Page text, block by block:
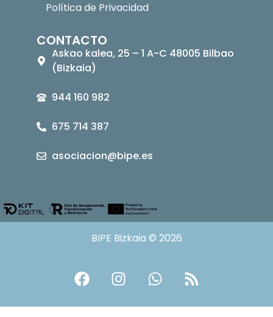
Política de Privacidad
CONTACTO
Askao kalea, 25 – 1 A-C 48005 Bilbao
(Bizkaia)
944 160 982
675 714 387
asociacion@bipe.es
BIPE Bizkaia © 2026